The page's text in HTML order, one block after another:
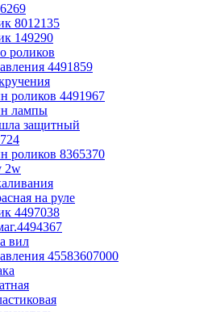
8012135
149290
роликов
4491859
роликов 4491967
лампы
защитный
роликов 8365370
2w
на руле
4497038
вил
45583607000